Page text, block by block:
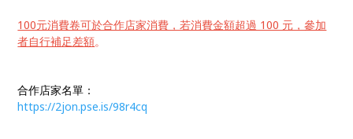
100元消費卷可於合作店家消費，若消費金額超過 100 元，參加
者自行補足差額。
合作店家名單：
https://2jon.pse.is/98r4cq